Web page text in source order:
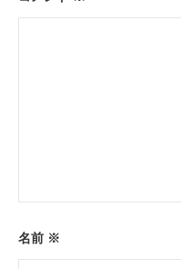
名前 ※